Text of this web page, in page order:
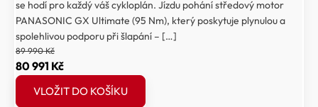
se hodí pro každý váš cykloplán. Jízdu pohání středový motor
PANASONIC GX Ultimate (95 Nm), který poskytuje plynulou a
spolehlivou podporu při šlapání – […]
89 990Kč
Původní
cena
byla:
80 991 KčAktuální
VLOŽIT DO KOŠÍKU